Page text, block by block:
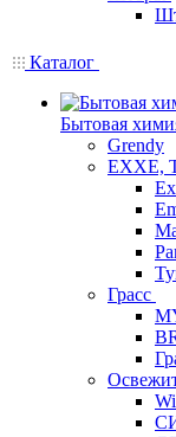
Каталог
Бытовая
Grendy
EXXE,
Грасс